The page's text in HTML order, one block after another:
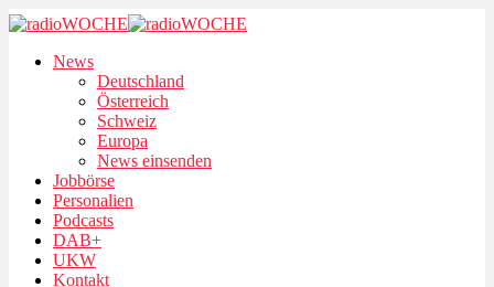
News
Deutschland
Österreich
Schweiz
Europa
News einsenden
Jobbörse
Personalien
Podcasts
DAB+
UKW
Kontakt